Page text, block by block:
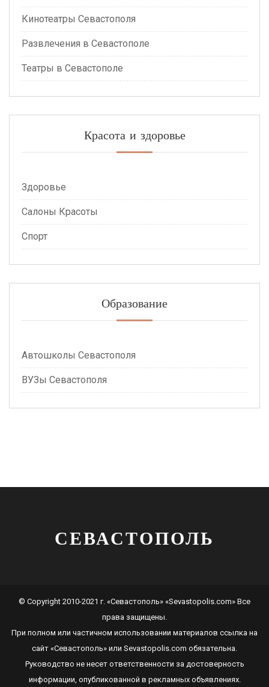
Кинотеатры Севастополя
Развлечения в Севастополе
Театры в Севастополе
Красота и здоровье
Здоровье
Салоны Красоты
Спорт
Образование
Автошколы Севастополя
ВУЗы Севастополя
СЕВАСТОПОЛЬ
© Copyright 2010-2021 г. «Севастополь» «Sevastopolis.com» Все
права защищены.
При полном или частичном использовании материалов ссылка на
сайт «Севастополь» или Sevastopolis.com обязательна.
Руководство не несет ответственности за достоверность
информации, опубликованной в рекламных объявлениях.